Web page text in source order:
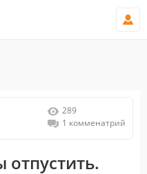
289
1 комменатрий
отпустить.